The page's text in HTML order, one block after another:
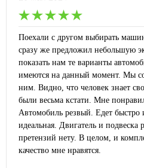
Поехали с другом выбирать
сразу же предложил небольшую
показать нам те варианты
имеются на данный момент. Мы
ним. Видно, что человек знает
были весьма кстати. Мне
Автомобиль резвый. Едет
идеальная. Двигатель и подвеска
претензий нету. В целом, и
качество мне нравятся.